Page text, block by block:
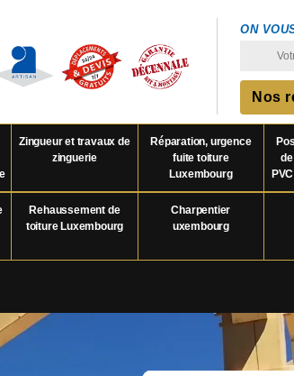
ON
Nos
Zingueur et travaux de
zinguerie
Réparation, urgence
fuite toiture
Luxembourg
Rehaussement de
toiture Luxembourg
Charpentier
uxembourg